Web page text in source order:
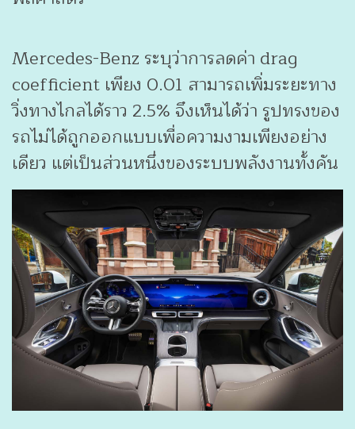
Mercedes-Benz ระบุว่าการลดค่า drag
coefficient เพียง 0.01 สามารถเพิ่มระยะทาง
วิ่งทางไกลได้ราว 2.5% จึงเห็นได้ว่า รูปทรงของ
รถไม่ได้ถูกออกแบบเพื่อความงามเพียงอย่าง
เดียว แต่เป็นส่วนหนึ่งของระบบพลังงานทั้งคัน